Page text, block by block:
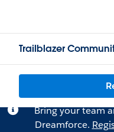
Trailblazer
Bring your team
Dreamforce.